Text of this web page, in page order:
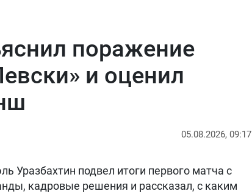
поражение
и оценил
05.08.2026, 09:17
Уразбахтин подвел итоги первого матча с
кадровые решения и рассказал, с каким